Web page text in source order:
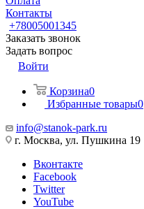
Контакты
+78005001345
Заказать звонок
Задать вопрос
Войти
Корзина0
Избранные товары0
info@stanok-park.ru
г. Москва, ул. Пушкина 19
Вконтакте
Facebook
Twitter
YouTube